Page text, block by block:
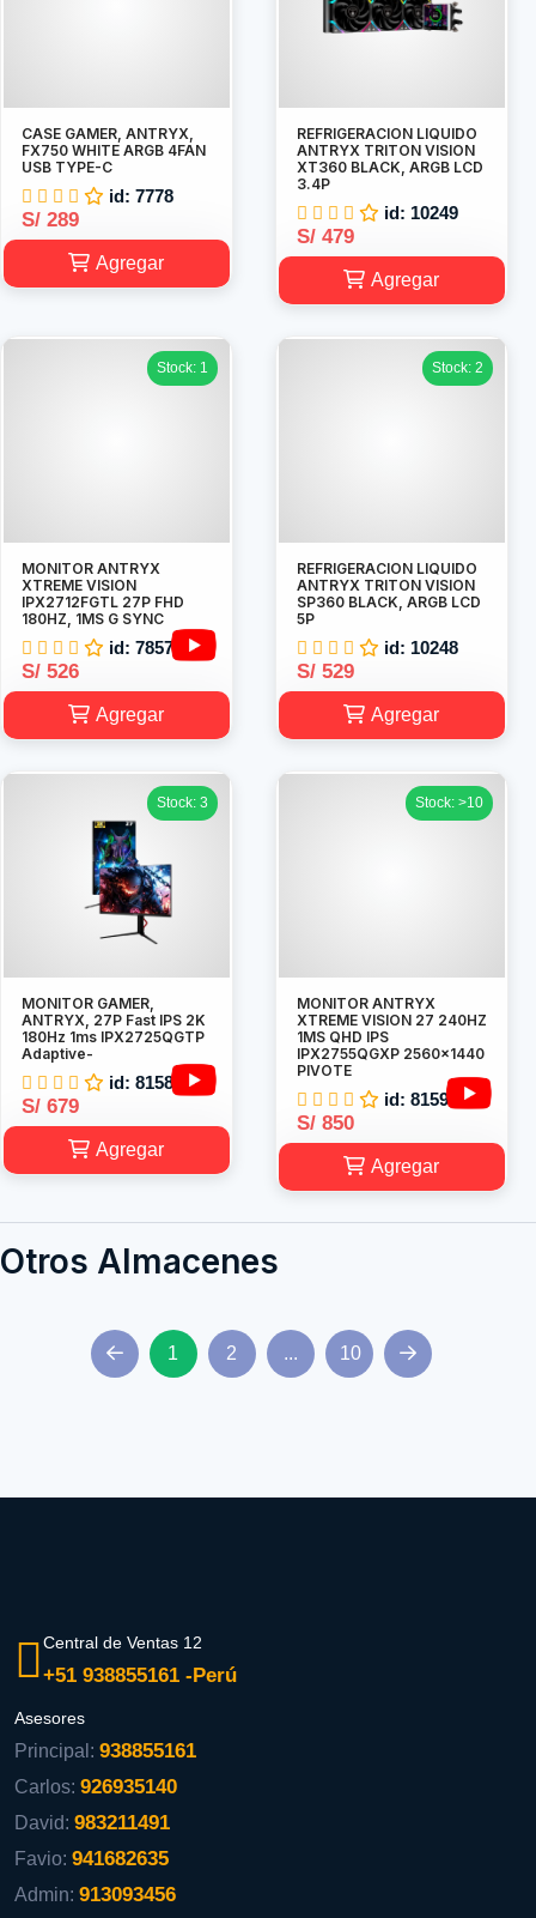
CASE GAMER, ANTRYX,
FX750 WHITE ARGB 4FAN
USB TYPE-C
id: 7778
S/ 289
Agregar
REFRIGERACION LIQUIDO
ANTRYX TRITON VISION
XT360 BLACK, ARGB LCD
3.4P
id: 10249
S/ 479
Agregar
Stock: 1
MONITOR ANTRYX
XTREME VISION
IPX2712FGTL 27P FHD
180HZ, 1MS G SYNC
id: 7857
S/ 526
Agregar
Stock: 2
REFRIGERACION LIQUIDO
ANTRYX TRITON VISION
SP360 BLACK, ARGB LCD
5P
id: 10248
S/ 529
Agregar
Stock: 3
MONITOR GAMER,
ANTRYX, 27P Fast IPS 2K
180Hz 1ms IPX2725QGTP
Adaptive-
id: 8158
S/ 679
Agregar
Stock: >10
MONITOR ANTRYX
XTREME VISION 27 240HZ
1MS QHD IPS
IPX2755QGXP 2560x1440
PIVOTE
id: 8159
S/ 850
Agregar
Otros Almacenes
1 2 ... 10
Central de Ventas 12
+51 938855161 -Perú
Asesores
Principal: 938855161
Carlos: 926935140
David: 983211491
Favio: 941682635
Admin: 913093456